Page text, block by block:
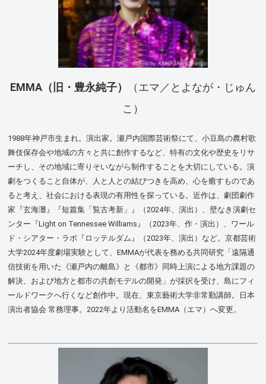
EMMA（旧・豊永純子）
（エマ／とよなが・じゅん
こ）
1988年神戸市生まれ。演出家。瀬戸内国際芸術祭にて、小豆島の農村歌
舞伎保存会や地域の方々と共に創作するなど、特有の文化や歴史をリサ
ーチし、その地域に寄りそいながら制作することを大切にしている。演
劇をつくること自体が、人と人との結びつきを高め、心を癒すものであ
ると考え、社会における表現の有用性を探っている。近作は、劇団劇作
家『玄海灘』『短篇集「覧古考新」』（2024年、演出）、壁なき演劇セ
ンター『Light on Tennessee Williams』（2023年、作・演出）、ワール
ド・シアター・ラボ『ロッテルダム』（2023年、演出）など。京都芸術
大学2024年度劇場実験として、EMMAが代表を務める共同研究「遠隔通
信技術を用いた《瀬戸内の離島》と《都市》同時上演による地方課題の
解決、および地方と都市の共創モデルの開発」が採択を受け、島にフィ
ールドワークへ行くなど創作中。現在、東京藝術大学非常勤講師。日本
演出者協会 常務理事。2022年より活動名をEMMA（エマ）へ変更。